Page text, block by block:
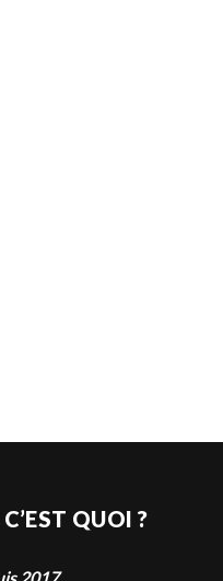
QUOI ?
2017.